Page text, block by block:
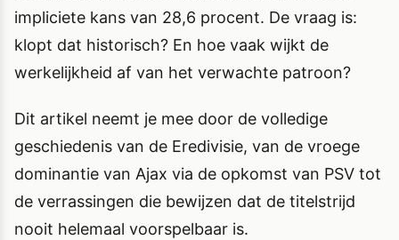
impliciete kans van 28,6 procent. De vraag is:
klopt dat historisch? En hoe vaak wijkt de
werkelijkheid af van het verwachte patroon?
Dit artikel neemt je mee door de volledige
geschiedenis van de Eredivisie, van de vroege
dominantie van Ajax via de opkomst van PSV tot
de verrassingen die bewijzen dat de titelstrijd
nooit helemaal voorspelbaar is.